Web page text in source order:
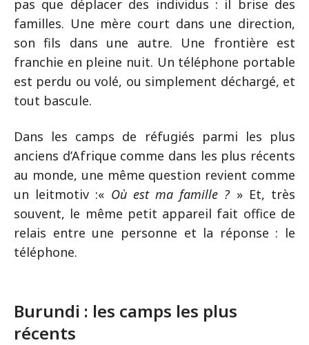
pas que déplacer des individus : il brise des
familles. Une mère court dans une direction,
son fils dans une autre. Une frontière est
franchie en pleine nuit. Un téléphone portable
est perdu ou volé, ou simplement déchargé, et
tout bascule.
Dans les camps de réfugiés parmi les plus
anciens d’Afrique comme dans les plus récents
au monde, une même question revient comme
un leitmotiv :« Où est ma famille ?» Et, très
souvent, le même petit appareil fait office de
relais entre une personne et la réponse : le
téléphone.
Burundi : les camps les plus
récents